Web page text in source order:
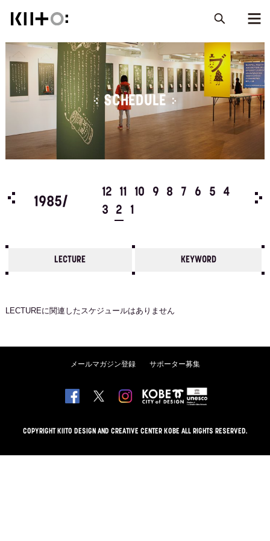
SCHEDULE
4
1985/
12 11 10 9 8 7 6 5
4
3
2 1
LECTURE KEYWORD
LECTUREに関連したスケジュールはありません
メールマガジン登録 サポーター募集
COPYRIGHT KIITO DESIGN AND CREATIVE CENTER KOBE ALL RIGHTS RESERVED.